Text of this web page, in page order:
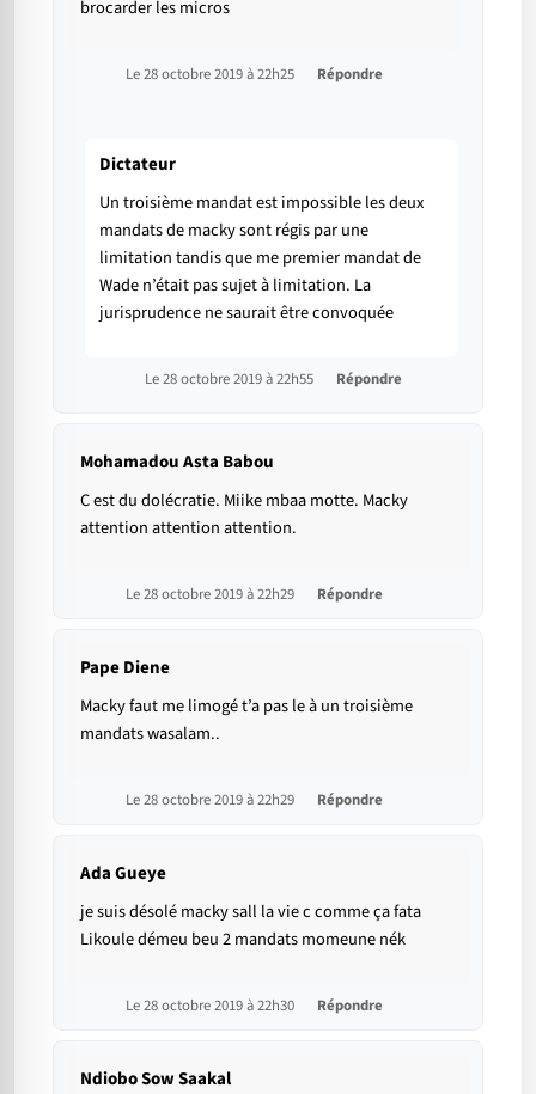
brocarder les micros
Le 28 octobre 2019 à 22h25 Répondre
Dictateur
Un troisième mandat est impossible les deux
mandats de macky sont régis par une
limitation tandis que me premier mandat de
Wade n’était pas sujet à limitation. La
jurisprudence ne saurait être convoquée
Le 28 octobre 2019 à 22h55 Répondre
Mohamadou Asta Babou
C est du dolécratie. Miike mbaa motte. Macky
attention attention attention.
Le 28 octobre 2019 à 22h29 Répondre
Pape Diene
Macky faut me limogé t’a pas le à un troisième
mandats wasalam..
Le 28 octobre 2019 à 22h29 Répondre
Ada Gueye
je suis désolé macky sall la vie c comme ça fata
Likoule démeu beu 2 mandats momeune nék
Le 28 octobre 2019 à 22h30 Répondre
Ndiobo Sow Saakal